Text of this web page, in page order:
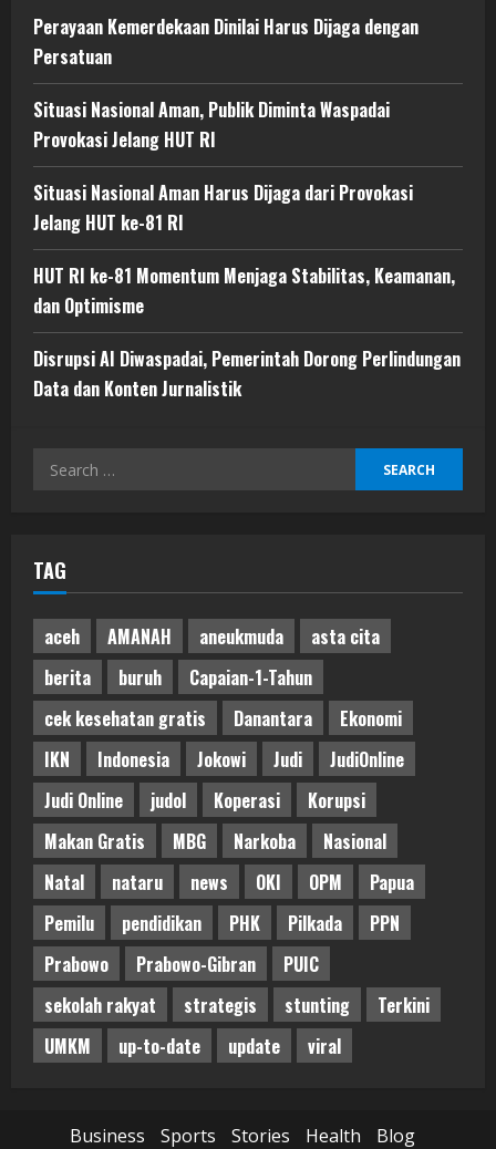
Perayaan Kemerdekaan Dinilai Harus Dijaga dengan
Persatuan
Situasi Nasional Aman, Publik Diminta Waspadai
Provokasi Jelang HUT RI
Situasi Nasional Aman Harus Dijaga dari Provokasi
Jelang HUT ke-81 RI
HUT RI ke-81 Momentum Menjaga Stabilitas, Keamanan,
dan Optimisme
Disrupsi AI Diwaspadai, Pemerintah Dorong Perlindungan
Data dan Konten Jurnalistik
Search
TAG
aceh AMANAH aneukmuda
asta cita
berita
buruh
Capaian-1-Tahun
cek kesehatan gratis
Danantara
Ekonomi
IKN
Indonesia Jokowi Judi
JudiOnline
Judi Online
judol Koperasi
Korupsi
Makan Gratis
MBG Narkoba
Nasional
Natal
nataru news OKI OPM
Papua
Pemilu
pendidikan PHK Pilkada
PPN
Prabowo
Prabowo-Gibran
PUIC
sekolah rakyat
strategis stunting
Terkini
UMKM
up-to-date update viral
Business Sports Stories Health Blog